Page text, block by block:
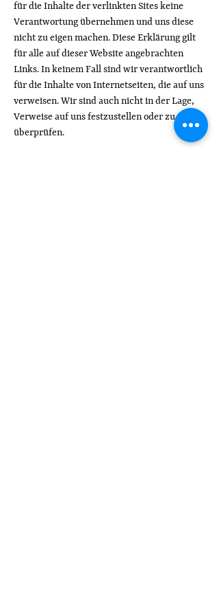
für die Inhalte der verlinkten Sites keine
Verantwortung übernehmen und uns diese
nicht zu eigen machen. Diese Erklärung gilt
für alle auf dieser Website angebrachten
Links. In keinem Fall sind wir verantwortlich
für die Inhalte von Internetseiten, die auf uns
verweisen. Wir sind auch nicht in der Lage,
Verweise auf uns festzustellen oder zu
überprüfen.